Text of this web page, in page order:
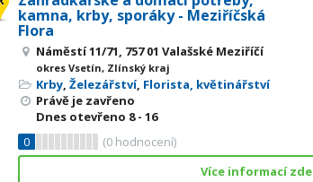
kamna, krby, sporáky - Meziříčská
Flora
Náměstí 11/71, 757 01 Valašské Meziříčí
okres Vsetín, Zlínský kraj
Krby,Železářství, Florista, květinářství
Právě je zavřeno
Dnes otevřeno 8 - 16
0
(0 hodnocení)
Více informací zde